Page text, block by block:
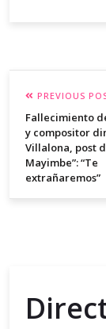
PREVIOUS
Fallecimiento
y compositor
Villalona, ​​post
Mayimbe”: “Te
extrañaremos”